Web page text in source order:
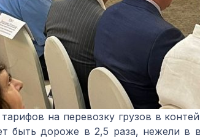
на перевозку грузов в
быть дороже в 2,5 раза, нежели